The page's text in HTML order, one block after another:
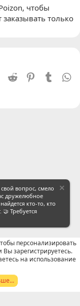
чтобы
только
X (Twitter)
Reddit PinterestTumblr
почта
R
S
вопрос, смело
дружелюбное
кто-то, кто
Требуется
персонализировать
зарегистрируетесь.
на использование